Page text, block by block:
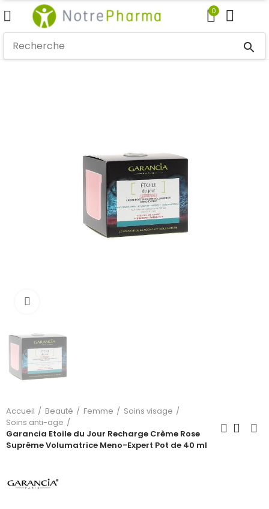
0
search
Accueil Beauté Femme
Soins visage
Soins anti-age
Garancia Etoile du Jour Recharge Crème Rose
Suprême Volumatrice Meno-Expert Pot de 40 ml